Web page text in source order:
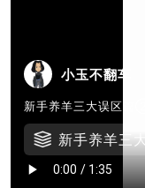
小玉不翻车
新手养羊